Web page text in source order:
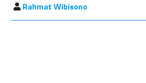
Rahmat Wibisono